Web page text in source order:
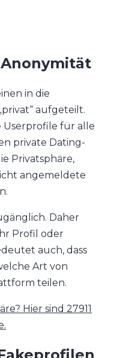
in die
aufgeteilt.
Userprofile für alle
private Dating-
Privatsphäre,
angemeldete
Daher
Profil oder
auch, dass
Art von
teilen.
Hier sind 27911